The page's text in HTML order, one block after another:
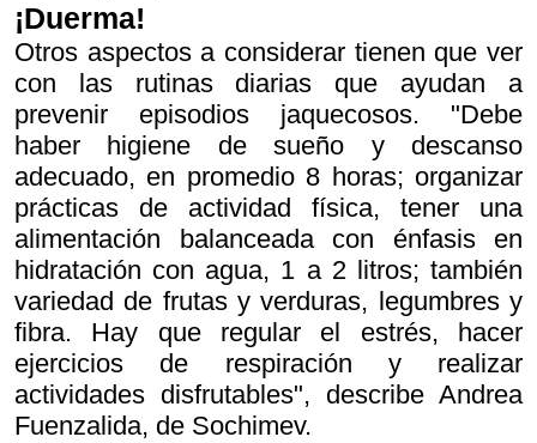
¡Duerma!
Otros aspectos a considerar tienen que ver
con las rutinas diarias que ayudan a
prevenir episodios jaquecosos. "Debe
haber higiene de sueño y descanso
adecuado, en promedio 8 horas; organizar
prácticas de actividad física, tener una
alimentación balanceada con énfasis en
hidratación con agua, 1 a 2 litros; también
variedad de frutas y verduras, legumbres y
fibra. Hay que regular el estrés, hacer
ejercicios de respiración y realizar
actividades disfrutables", describe Andrea
Fuenzalida, de Sochimev.